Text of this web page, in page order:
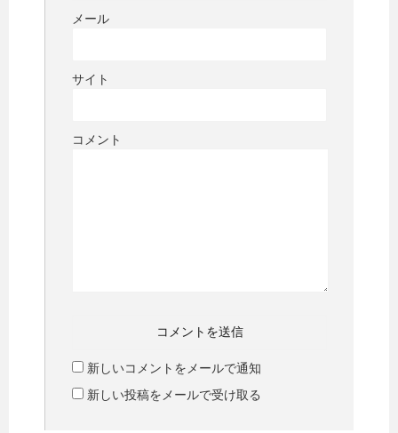
メール
サイト
コメント
新しいコメントをメールで通知
新しい投稿をメールで受け取る